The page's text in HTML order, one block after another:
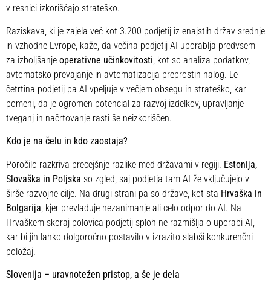
v resnici izkoriščajo strateško.
Raziskava, ki je zajela več kot 3.200 podjetij iz enajstih držav srednje
in vzhodne Evrope, kaže, da večina podjetij AI uporablja predvsem
za izboljšanje operativne učinkovitosti, kot so analiza podatkov,
avtomatsko prevajanje in avtomatizacija preprostih nalog. Le
četrtina podjetij pa AI vpeljuje v večjem obsegu in strateško, kar
pomeni, da je ogromen potencial za razvoj izdelkov, upravljanje
tveganj in načrtovanje rasti še neizkoriščen.
Kdo je na čelu in kdo zaostaja?
Poročilo razkriva precejšnje razlike med državami v regiji. Estonija,
Slovaška in Poljska so zgled, saj podjetja tam AI že vključujejo v
širše razvojne cilje. Na drugi strani pa so države, kot sta Hrvaška in
Bolgarija , kjer prevladuje nezanimanje ali celo odpor do AI. Na
Hrvaškem skoraj polovica podjetij sploh ne razmišlja o uporabi AI,
kar bi jih lahko dolgoročno postavilo v izrazito slabši konkurenčni
položaj.
Slovenija – uravnotežen pristop, a še je dela